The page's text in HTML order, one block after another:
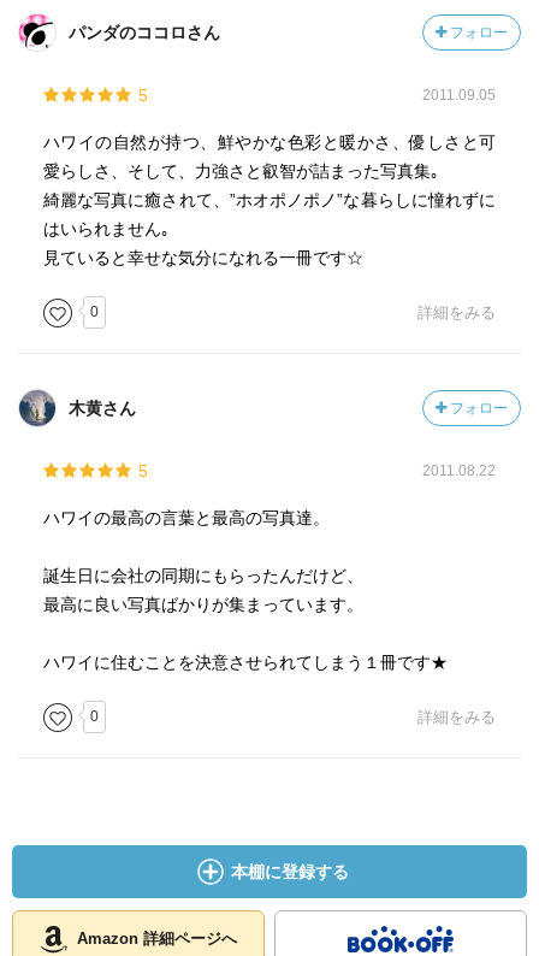
パンダのココロさん フォロー
5 2011.09.05
ハワイの自然が持つ、鮮やかな色彩と暖かさ、優しさと可
愛らしさ、そして、力強さと叡智が詰まった写真集｡
綺麗な写真に癒されて、”ホオポノポノ”な暮らしに憧れずに
はいられません｡
見ていると幸せな気分になれる一冊です☆
0 詳細をみる
木黄さん フォロー
5 2011.08.22
ハワイの最高の言葉と最高の写真達。
誕生日に会社の同期にもらったんだけど、
最高に良い写真ばかりが集まっています。
ハワイに住むことを決意させられてしまう１冊です★
0 詳細をみる
本棚に登録する
Amazon 詳細ページへ